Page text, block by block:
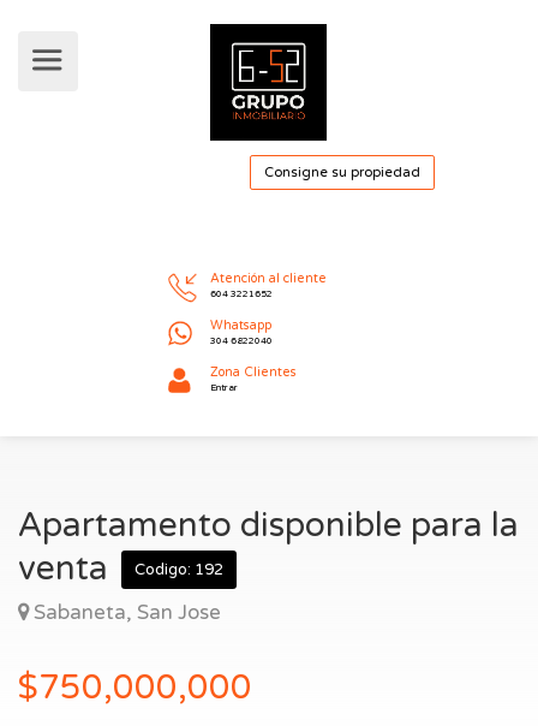
Zona Clientes
Apartamento disponible para la
venta
Codigo: 192
Sabaneta, San Jose
$750,000,000